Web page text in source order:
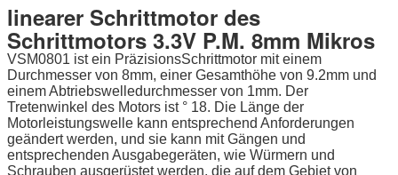
linearer Schrittmotor des
Schrittmotors 3.3V P.M. 8mm Mikros
VSM0801 ist ein PräzisionsSchrittmotor mit einem
Durchmesser von 8mm, einer Gesamthöhe von 9.2mm und
einem Abtriebswelledurchmesser von 1mm. Der
Tretenwinkel des Motors ist ° 18. Die Länge der
Motorleistungswelle kann entsprechend Anforderungen
geändert werden, und sie kann mit Gängen und
entsprechenden Ausgabegeräten, wie Würmern und
Schrauben ausgerüstet werden, die auf dem Gebiet von